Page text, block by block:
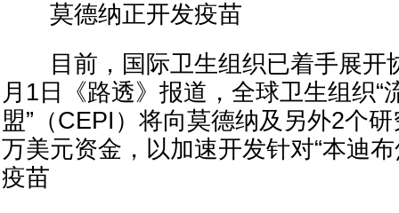
莫德纳正开发疫苗
目前，国际卫生组织已着手展开
月1日《路透》报道，全球卫生组织“
盟”（CEPI）将向莫德纳及另外2个
万美元资金，以加速开发针对“本迪
疫苗